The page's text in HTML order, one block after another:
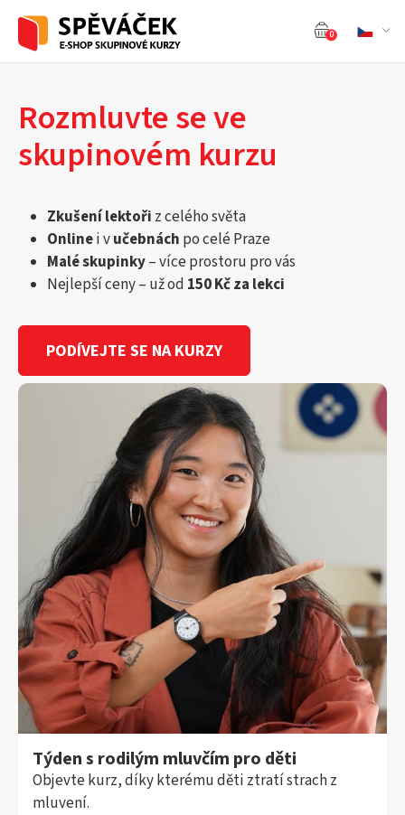
0
Rozmluvte se ve
skupinovém kurzu
Zkušení lektoři z celého světa
Onlinei vučebnách po celé Praze
Malé skupinky– více prostoru pro vás
Nejlepší ceny – už od 150 Kč za lekci
PODÍVEJTE SE NA KURZY
Týden s rodilým mluvčím pro děti
Objevte kurz, díky kterému děti ztratí strach z
mluvení.